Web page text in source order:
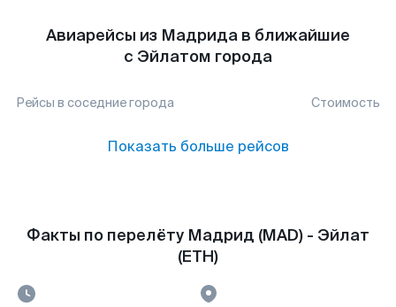
Авиарейсы из Мадрида в ближайшие
с Эйлатом города
Рейсы в соседние города Стоимость
Показать больше рейсов
Факты по перелёту Мадрид (MAD) - Эйлат
(ETH)